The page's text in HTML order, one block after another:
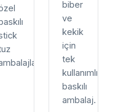
biber
ve
kekik
için
tek
kullanımlık
baskılı
ambalaj.